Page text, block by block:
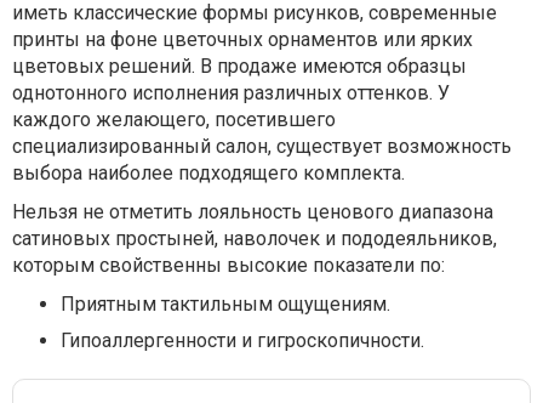
иметь классические формы рисунков, современные
принты на фоне цветочных орнаментов или ярких
цветовых решений. В продаже имеются образцы
однотонного исполнения различных оттенков. У
каждого желающего, посетившего
специализированный салон, существует возможность
выбора наиболее подходящего комплекта.
Нельзя не отметить лояльность ценового диапазона
сатиновых простыней, наволочек и пододеяльников,
которым свойственны высокие показатели по:
Приятным тактильным ощущениям.
Гипоаллергенности и гигроскопичности.